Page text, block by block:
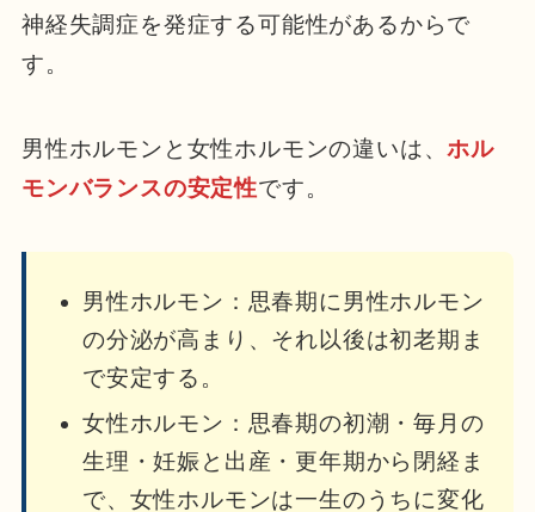
神経失調症を発症する可能性があるからで
す。
男性ホルモンと女性ホルモンの違いは、ホル
モンバランスの安定性です。
男性ホルモン：思春期に男性ホルモン
の分泌が高まり、それ以後は初老期ま
で安定する。
女性ホルモン：思春期の初潮・毎月の
生理・妊娠と出産・更年期から閉経ま
で、女性ホルモンは一生のうちに変化